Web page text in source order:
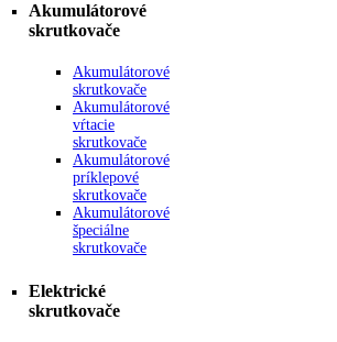
Akumulátorové
skrutkovače
Akumulátorové
skrutkovače
Akumulátorové
vŕtacie
skrutkovače
Akumulátorové
príklepové
skrutkovače
Akumulátorové
špeciálne
skrutkovače
Elektrické
skrutkovače